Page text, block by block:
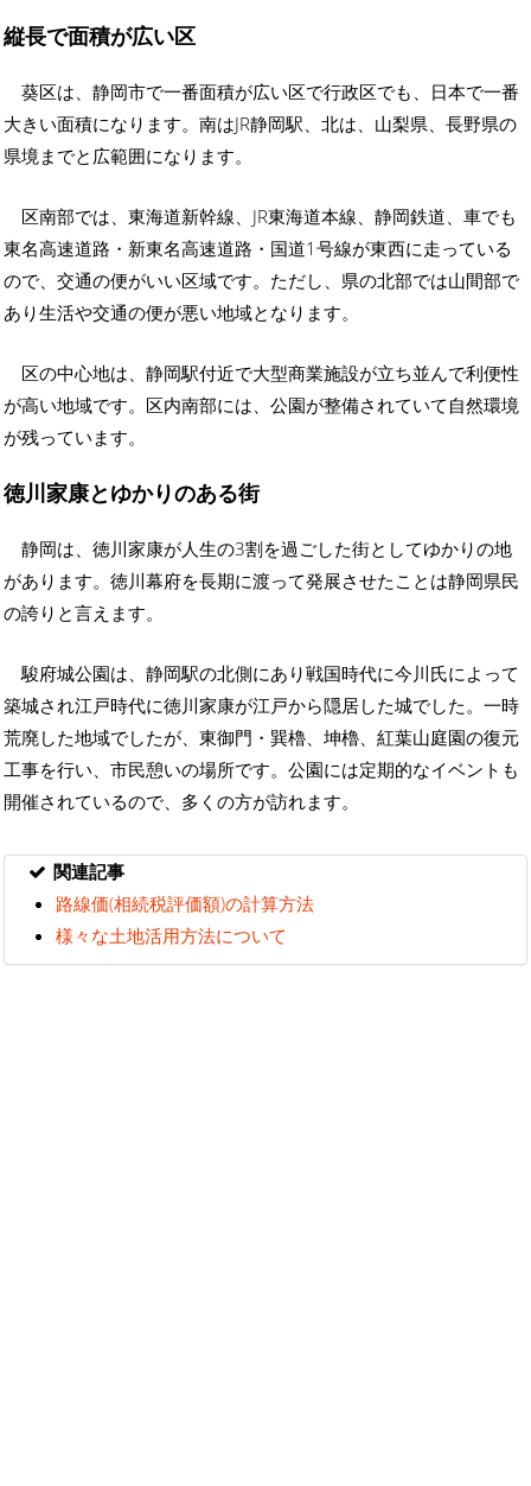
縦長で面積が広い区
葵区は、静岡市で一番面積が広い区で行政区でも、日本で一番
大きい面積になります。南はJR静岡駅、北は、山梨県、長野県の
県境までと広範囲になります。
区南部では、東海道新幹線、JR東海道本線、静岡鉄道、車でも
東名高速道路・新東名高速道路・国道1号線が東西に走っている
ので、交通の便がいい区域です。ただし、県の北部では山間部で
あり生活や交通の便が悪い地域となります。
区の中心地は、静岡駅付近で大型商業施設が立ち並んで利便性
が高い地域です。区内南部には、公園が整備されていて自然環境
が残っています。
徳川家康とゆかりのある街
静岡は、徳川家康が人生の3割を過ごした街としてゆかりの地
があります。徳川幕府を長期に渡って発展させたことは静岡県民
の誇りと言えます。
駿府城公園は、静岡駅の北側にあり戦国時代に今川氏によって
築城され江戸時代に徳川家康が江戸から隠居した城でした。一時
荒廃した地域でしたが、東御門・巽櫓、坤櫓、紅葉山庭園の復元
工事を行い、市民憩いの場所です。公園には定期的なイベントも
開催されているので、多くの方が訪れます。
関連記事
路線価(相続税評価額)の計算方法
様々な土地活用方法について